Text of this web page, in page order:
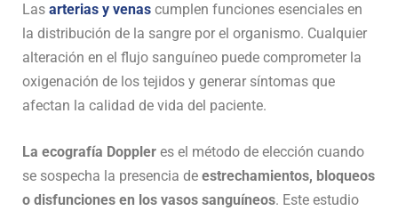
Las arterias y venas cumplen funciones esenciales en
la distribución de la sangre por el organismo. Cualquier
alteración en el flujo sanguíneo puede comprometer la
oxigenación de los tejidos y generar síntomas que
afectan la calidad de vida del paciente.
La ecografía Doppler es el método de elección cuando
se sospecha la presencia de estrechamientos, bloqueos
o disfunciones en los vasos sanguíneos. Este estudio